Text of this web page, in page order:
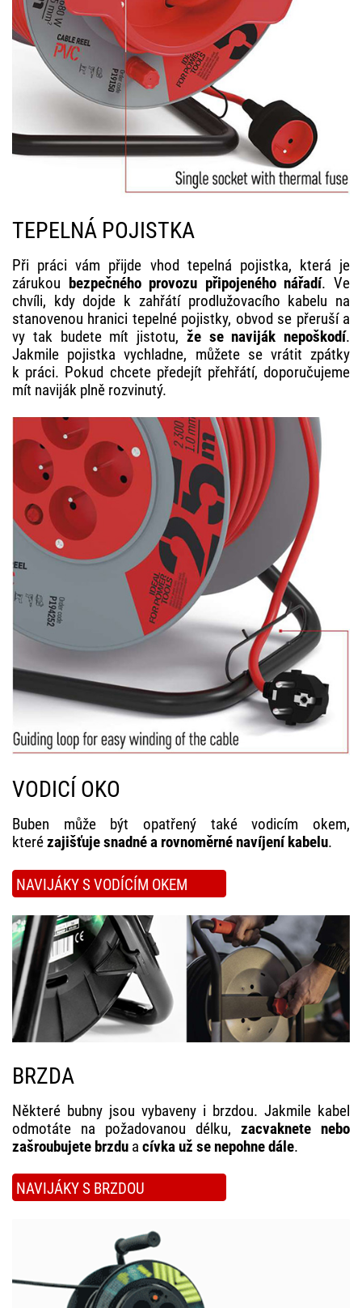
TEPELNÁ POJISTKA
Při práci vám přijde vhod tepelná pojistka, která je
zárukou bezpečného provozu připojeného nářadí. Ve
chvíli, kdy dojde k zahřátí prodlužovacího kabelu na
stanovenou hranici tepelné pojistky, obvod se přeruší a
vy tak budete mít jistotu, že se naviják nepoškodí.
Jakmile pojistka vychladne, můžete se vrátit zpátky
k práci. Pokud chcete předejít přehřátí, doporučujeme
mít naviják plně rozvinutý.
VODICÍ OKO
Buben může být opatřený také vodicím okem,
kterézajišťuje snadné a rovnoměrné navíjení kabelu.
NAVIJÁKY S VODÍCÍM OKEM
BRZDA
Některé bubny jsou vybaveny i brzdou. Jakmile kabel
odmotáte na požadovanou délku, zacvaknete nebo
zašroubujete brzdu a cívka už se nepohne dále.
NAVIJÁKY S BRZDOU